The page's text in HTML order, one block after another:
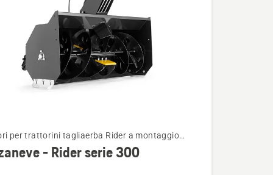
per trattorini tagliaerba Rider a montaggio
- Rider serie 300